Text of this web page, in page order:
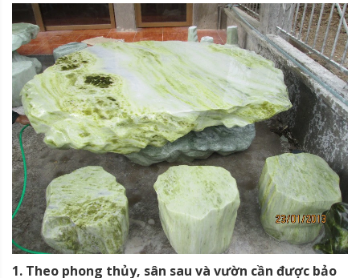
1. Theo phong thủy, sân sau và vườn cần được bảo